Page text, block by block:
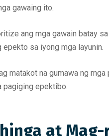
gawaing ito.
ang mga gawain batay
epekto sa iyong mga layunin.
matakot na gumawa ng
pagiging epektibo.
at